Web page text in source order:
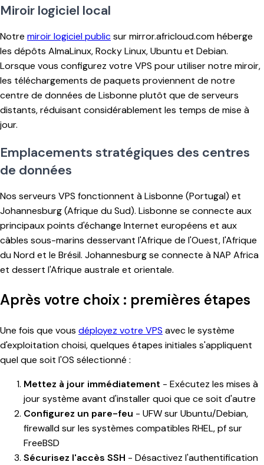
Miroir logiciel local
Notre miroir logiciel publicsur mirror.africloud.com héberge
les dépôts AlmaLinux, Rocky Linux, Ubuntu et Debian.
Lorsque vous configurez votre VPS pour utiliser notre miroir,
les téléchargements de paquets proviennent de notre
centre de données de Lisbonne plutôt que de serveurs
distants, réduisant considérablement les temps de mise à
jour.
Emplacements stratégiques des centres
de données
Nos serveurs VPS fonctionnent à Lisbonne (Portugal) et
Johannesburg (Afrique du Sud). Lisbonne se connecte aux
principaux points d'échange Internet européens et aux
câbles sous-marins desservant l'Afrique de l'Ouest, l'Afrique
du Nord et le Brésil. Johannesburg se connecte à NAP Africa
et dessert l'Afrique australe et orientale.
Après votre choix : premières étapes
Une fois que vous déployez votre VPS avec le système
d'exploitation choisi, quelques étapes initiales s'appliquent
quel que soit l'OS sélectionné :
Mettez à jour immédiatement - Exécutez les mises à
jour système avant d'installer quoi que ce soit d'autre
Configurez un pare-feu - UFW sur Ubuntu/Debian,
firewalld sur les systèmes compatibles RHEL, pf sur
FreeBSD
Sécurisez l'accès SSH - Désactivez l'authentification